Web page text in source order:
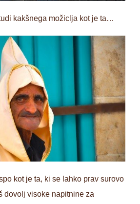
kakšnega možiclja kot je ta…
kot je ta, ki se lahko prav surovo
dovolj visoke napitnine za